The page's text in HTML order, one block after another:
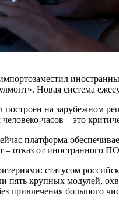
Новая система
на зарубежном
человеко-часов – это
платформа
– отказ от иностранного
статусом
пять крупных модулей,
привлечения большого